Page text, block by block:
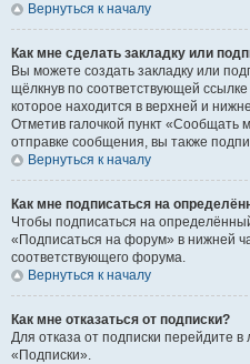
Вернуться к началу
Как мне сделать закладку или
Вы можете создать закладку или
щёлкнув по соответствующей
которое находится в верхней и
Отметив галочкой пункт «Сообщать
отправке сообщения, вы также
Вернуться к началу
Как мне подписаться на
Чтобы подписаться на
«Подписаться на форум» в нижней
соответствующего форума.
Вернуться к началу
Как мне отказаться от подписки?
Для отказа от подписки перейдите
«Подписки».